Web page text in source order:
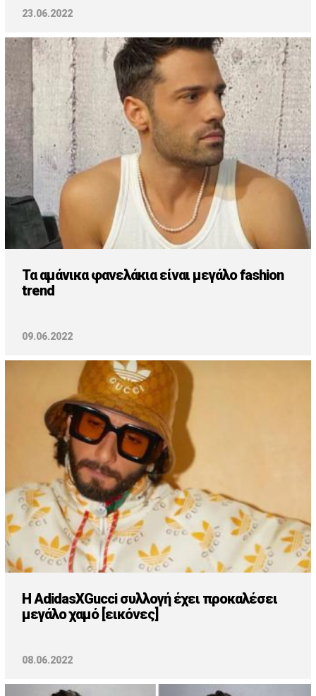
23.06.2022
Τα αμάνικα φανελάκια είναι μεγάλο fashion
trend
09.06.2022
H AdidasXGucci συλλογή έχει προκαλέσει
μεγάλο χαμό [εικόνες]
08.06.2022